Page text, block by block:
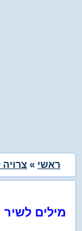
ראשי »
מילים